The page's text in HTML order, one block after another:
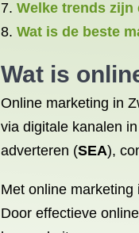
Welke trends zijn
Wat is de beste
Wat is
Online marketing in
via digitale kanalen
adverteren (SEA),
Met online
Door effectieve